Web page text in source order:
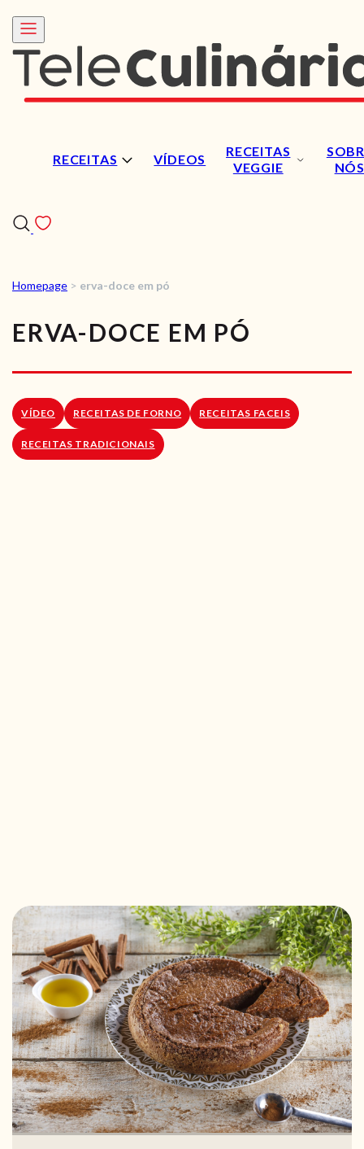
RECEITAS VÍDEOS
RECEITAS
VEGGIE
NÓS
RECEITAS
VÍDEOS
RECEITAS VEGGIE
SOBRE NÓS
LOJA ONLINE
Homepage > erva-doce em pó
ERVA-DOCE EM PÓ
VÍDEO RECEITAS DE FORNO RECEITAS FACEIS
RECEITAS TRADICIONAIS